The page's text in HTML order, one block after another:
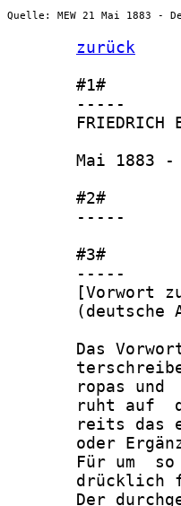
Quelle: MEW 21 Mai 1883 -
zurück
       #1#
       -----
FRIEDRICH
Mai 1883 -
       #2#
       -----
       #3#
       -----
[Vorwort
(deutsche
Das
ropas und
ruht auf
reits das
oder
Für um
drücklich
Der